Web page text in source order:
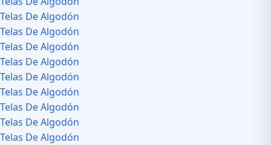
Telas De Algodón
Telas De Algodón
Telas De Algodón
Telas De Algodón
Telas De Algodón
Telas De Algodón
Telas De Algodón
Telas De Algodón
Telas De Algodón